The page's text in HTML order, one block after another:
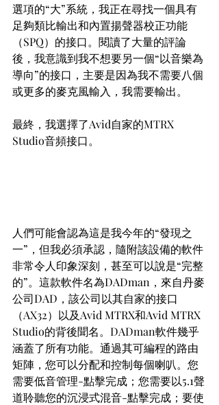
選項的“大”系統，我正在尋找一個具有
足夠類比輸出和內置揚聲器校正功能
（SPQ）的接口。閱讀了大量的評論
後，我意識到我不想要另一個“以音樂為
導向”的接口，主要是因為我不需要八個
或更多的麥克風輸入，我需要輸出。
最終，我選擇了Avid自家的MTRX
Studio音頻接口。
人們可能會認為這是我今年的“發現之
一”，但我必須承認，隨附該設備的軟件
非常令人印象深刻，甚至可以說是“完整
的”。這款軟件名為DADman，來自丹麥
公司DAD，該公司以其自家的接口
（AX32）以及Avid MTRX和Avid MTRX
Studio的背後聞名。DADman軟件幾乎
涵蓋了所有功能。通過其可編程的路由
矩陣，您可以分配和控制每個喇叭。您
需要低音管理-點擊完成；您需要以5.1聲
道聆聽您的沉浸式混音-點擊完成；要使